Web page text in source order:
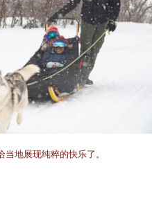
地展现纯粹的快乐了。